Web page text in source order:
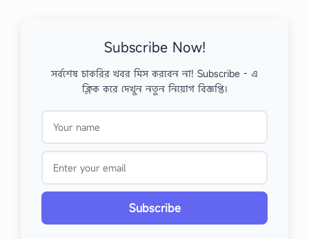
Subscribe Now!
সর্বশেষ চাকরির খবর মিস করবেন না! Subscribe - এ
ক্লিক করে দেখুন নতুন নিয়োগ বিজ্ঞপ্তি।
Subscribe